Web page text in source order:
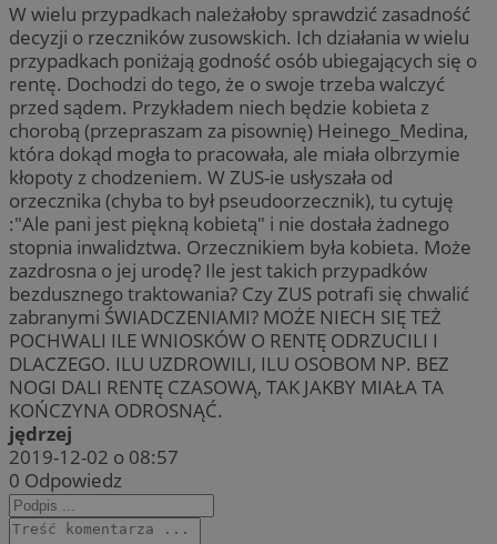
W wielu przypadkach należałoby sprawdzić zasadność
decyzji o rzeczników zusowskich. Ich działania w wielu
przypadkach poniżają godność osób ubiegających się o
rentę. Dochodzi do tego, że o swoje trzeba walczyć
przed sądem. Przykładem niech będzie kobieta z
chorobą (przepraszam za pisownię) Heinego_Medina,
która dokąd mogła to pracowała, ale miała olbrzymie
kłopoty z chodzeniem. W ZUS-ie usłyszała od
orzecznika (chyba to był pseudoorzecznik), tu cytuję
:"Ale pani jest piękną kobietą" i nie dostała żadnego
stopnia inwalidztwa. Orzecznikiem była kobieta. Może
zazdrosna o jej urodę? Ile jest takich przypadków
bezdusznego traktowania? Czy ZUS potrafi się chwalić
zabranymi ŚWIADCZENIAMI? MOŻE NIECH SIĘ TEŻ
POCHWALI ILE WNIOSKÓW O RENTĘ ODRZUCILI I
DLACZEGO. ILU UZDROWILI, ILU OSOBOM NP. BEZ
NOGI DALI RENTĘ CZASOWĄ, TAK JAKBY MIAŁA TA
KOŃCZYNA ODROSNĄĆ.
jędrzej
2019-12-02 o 08:57
0 Odpowiedz